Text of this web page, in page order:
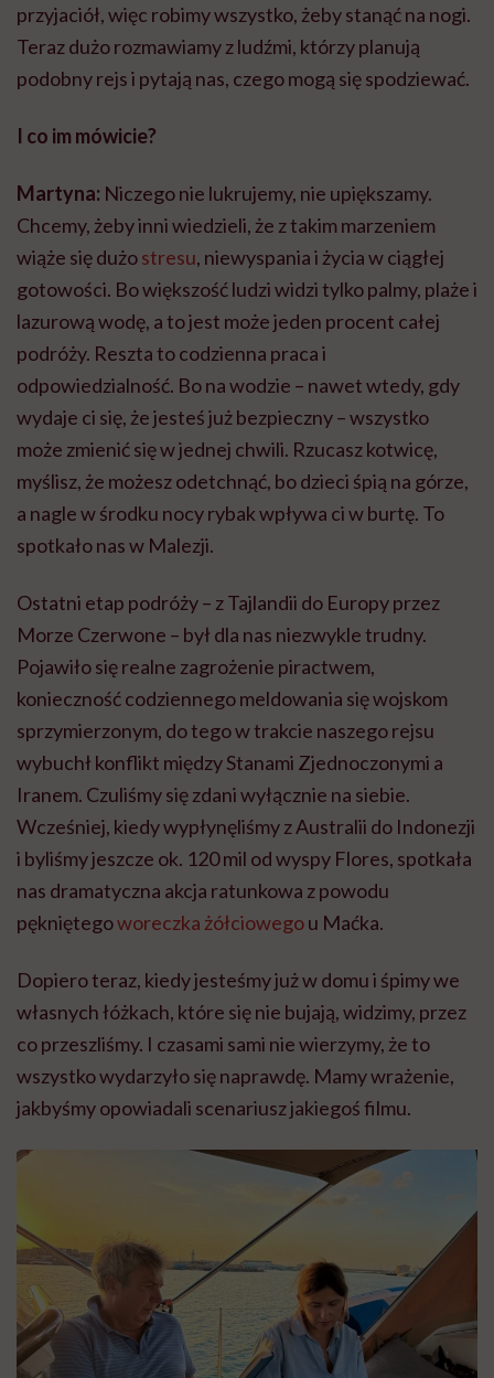
przyjaciół, więc robimy wszystko, żeby stanąć na nogi.
Teraz dużo rozmawiamy z ludźmi, którzy planują
podobny rejs i pytają nas, czego mogą się spodziewać.
I co im mówicie?
Martyna: Niczego nie lukrujemy, nie upiększamy.
Chcemy, żeby inni wiedzieli, że z takim marzeniem
wiąże się dużostresu, niewyspania i życia w ciągłej
gotowości. Bo większość ludzi widzi tylko palmy, plaże i
lazurową wodę, a to jest może jeden procent całej
podróży. Reszta to codzienna praca i
odpowiedzialność. Bo na wodzie – nawet wtedy, gdy
wydaje ci się, że jesteś już bezpieczny – wszystko
może zmienić się w jednej chwili. Rzucasz kotwicę,
myślisz, że możesz odetchnąć, bo dzieci śpią na górze,
a nagle w środku nocy rybak wpływa ci w burtę. To
spotkało nas w Malezji.
Ostatni etap podróży – z Tajlandii do Europy przez
Morze Czerwone – był dla nas niezwykle trudny.
Pojawiło się realne zagrożenie piractwem,
konieczność codziennego meldowania się wojskom
sprzymierzonym, do tego w trakcie naszego rejsu
wybuchł konflikt między Stanami Zjednoczonymi a
Iranem. Czuliśmy się zdani wyłącznie na siebie.
Wcześniej, kiedy wypłynęliśmy z Australii do Indonezji
i byliśmy jeszcze ok. 120 mil od wyspy Flores, spotkała
nas dramatyczna akcja ratunkowa z powodu
pękniętegoworeczka żółciowegou Maćka.
Dopiero teraz, kiedy jesteśmy już w domu i śpimy we
własnych łóżkach, które się nie bujają, widzimy, przez
co przeszliśmy. I czasami sami nie wierzymy, że to
wszystko wydarzyło się naprawdę. Mamy wrażenie,
jakbyśmy opowiadali scenariusz jakiegoś filmu.